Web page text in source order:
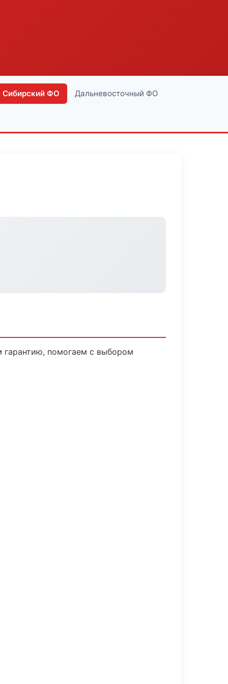
Сибирский ФО Дальневосточный ФО
гарантию, помогаем с выбором